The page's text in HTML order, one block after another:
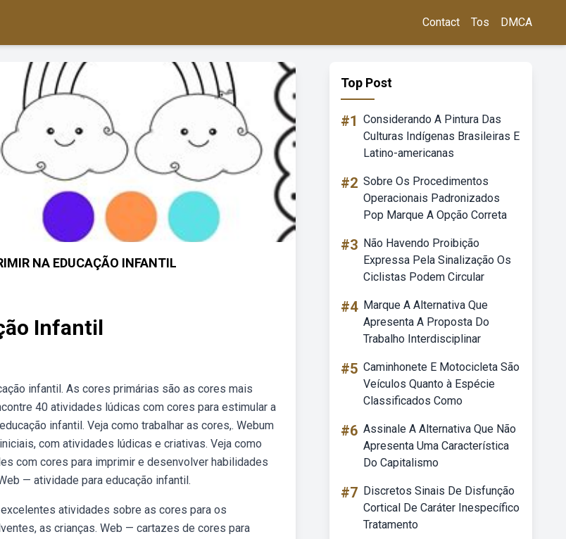
Contact Tos DMCA
NA EDUCAÇÃO INFANTIL
Infantil
infantil. As cores primárias são as cores mais
40 atividades lúdicas com cores para estimular a
infantil. Veja como trabalhar as cores,. Webum
com atividades lúdicas e criativas. Veja como
com cores para imprimir e desenvolver habilidades
— atividade para educação infantil.
atividades sobre as cores para os
as crianças. Web — cartazes de cores para
Top Post
#1 Considerando A Pintura Das
Culturas Indígenas Brasileiras E
Latino-americanas
#2 Sobre Os Procedimentos
Operacionais Padronizados
Pop Marque A Opção Correta
#3 Não Havendo Proibição
Expressa Pela Sinalização Os
Ciclistas Podem Circular
#4 Marque A Alternativa Que
Apresenta A Proposta Do
Trabalho Interdisciplinar
#5 Caminhonete E Motocicleta São
Veículos Quanto à Espécie
Classificados Como
#6 Assinale A Alternativa Que Não
Apresenta Uma Característica
Do Capitalismo
#7 Discretos Sinais De Disfunção
Cortical De Caráter Inespecífico
Tratamento